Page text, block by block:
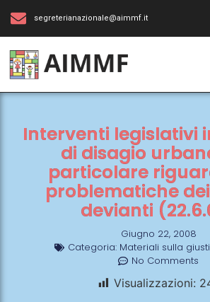
segreterianazionale@aimmf.it
Interventi legislativi
di disagio
particolare
problematiche
devianti
Giugno 22, 2008
Categoria: Materiali sulla
No Comments
Visualizzazioni: